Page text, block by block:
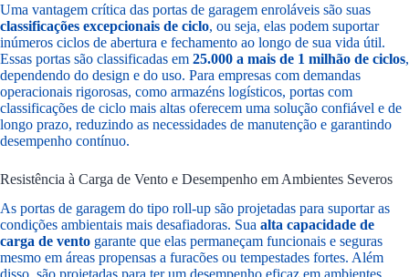
Uma vantagem crítica das portas de garagem enroláveis são suas
classificações excepcionais de ciclo, ou seja, elas podem suportar
inúmeros ciclos de abertura e fechamento ao longo de sua vida útil.
Essas portas são classificadas em 25.000 a mais de 1 milhão de ciclos,
dependendo do design e do uso. Para empresas com demandas
operacionais rigorosas, como armazéns logísticos, portas com
classificações de ciclo mais altas oferecem uma solução confiável e de
longo prazo, reduzindo as necessidades de manutenção e garantindo
desempenho contínuo.
Resistência à Carga de Vento e Desempenho em Ambientes Severos
As portas de garagem do tipo roll-up são projetadas para suportar as
condições ambientais mais desafiadoras. Sua alta capacidade de
carga de vento garante que elas permaneçam funcionais e seguras
mesmo em áreas propensas a furacões ou tempestades fortes. Além